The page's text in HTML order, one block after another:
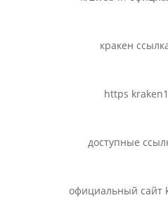
кракен
https
доступные
официальный сайт